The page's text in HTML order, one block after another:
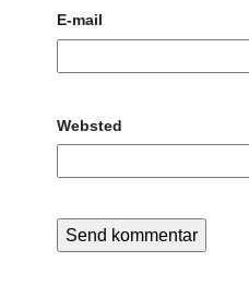
E-mail
Websted